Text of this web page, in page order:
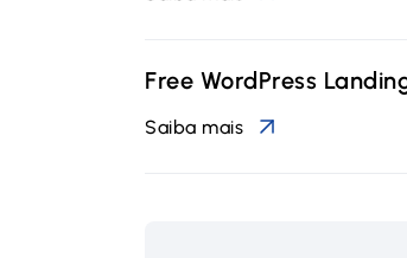
Free WordPress
Saiba mais